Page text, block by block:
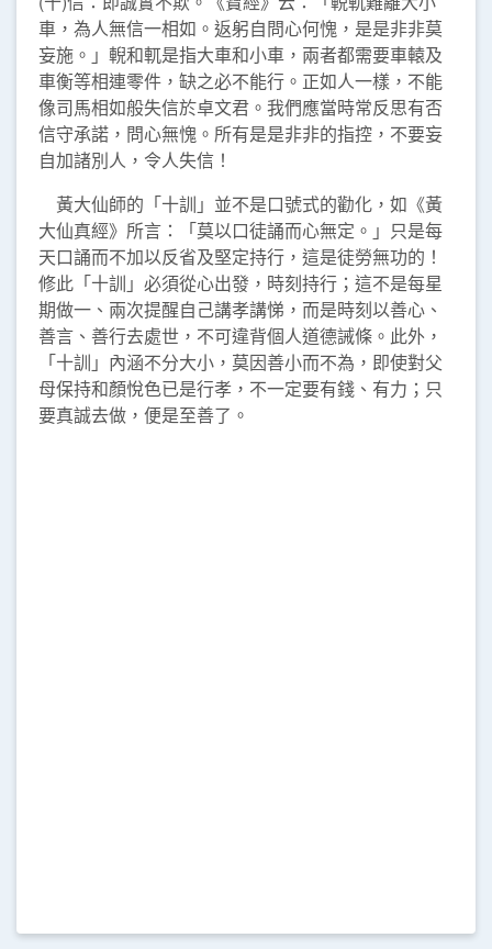
車，為人無信一相如。返躬自問心何愧，是是非非莫
妄施。」輗和軏是指大車和小車，兩者都需要車轅及
車衡等相連零件，缺之必不能行。正如人一樣，不能
像司馬相如般失信於卓文君。我們應當時常反思有否
信守承諾，問心無愧。所有是是非非的指控，不要妄
自加諸別人，令人失信！
黃大仙師的「十訓」並不是口號式的勸化，如《黃
大仙真經》所言：「莫以口徒誦而心無定。」只是每
天口誦而不加以反省及堅定持行，這是徒勞無功的！
修此「十訓」必須從心出發，時刻持行；這不是每星
期做一、兩次提醒自己講孝講悌，而是時刻以善心、
善言、善行去處世，不可違背個人道德誡條。此外，
「十訓」內涵不分大小，莫因善小而不為，即使對父
母保持和顏悅色已是行孝，不一定要有錢、有力；只
要真誠去做，便是至善了。